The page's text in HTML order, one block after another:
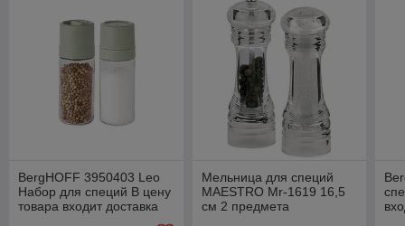
BergHOFF 3950403 Leo
Набор для специй В цену
товара входит доставка
Мельница для специй
MAESTRO Mr-1619 16,5
см 2 предмета